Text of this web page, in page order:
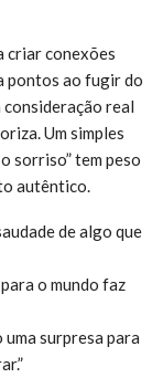
criar conexões
pontos ao fugir do
real
Um simples
sorriso” tem peso
autêntico.
de algo que
o mundo faz
uma surpresa para